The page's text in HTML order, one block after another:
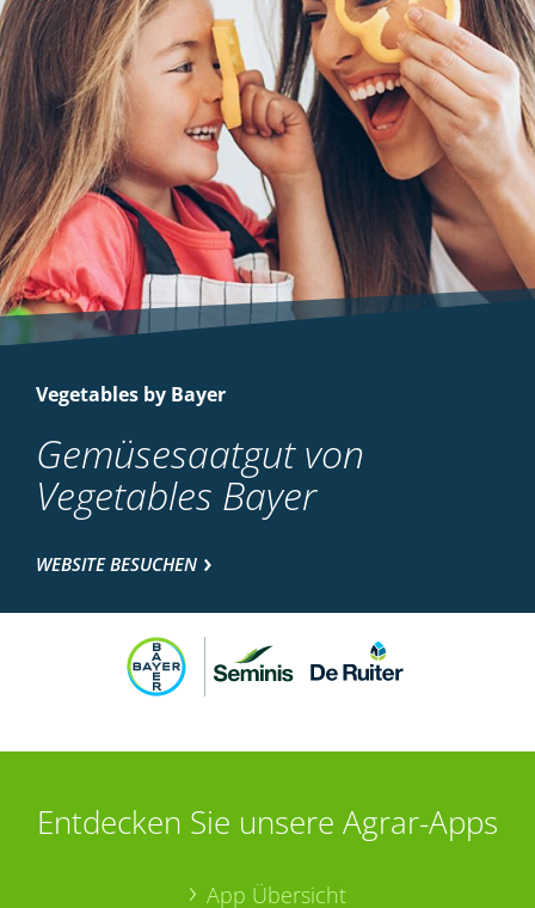
Vegetables by Bayer
Gemüsesaatgut von
Vegetables Bayer
WEBSITE BESUCHEN
Entdecken Sie unsere Agrar-Apps
App Übersicht